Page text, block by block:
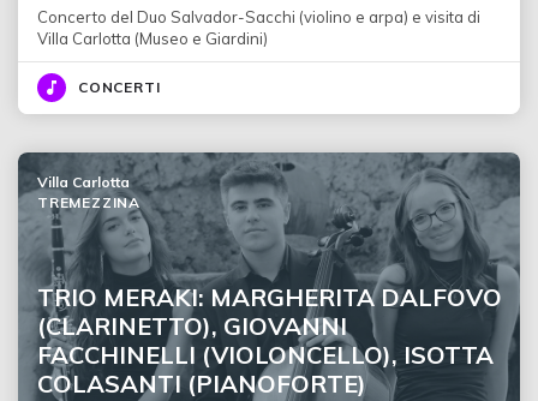
Concerto del Duo Salvador-Sacchi (violino e arpa) e visita di
Villa Carlotta (Museo e Giardini)
CONCERTI
TRIO MERAKI: MARGHERITA DALFOVO
(CLARINETTO), GIOVANNI
FACCHINELLI (VIOLONCELLO), ISOTTA
COLASANTI (PIANOFORTE)
Villa Carlotta
TREMEZZINA